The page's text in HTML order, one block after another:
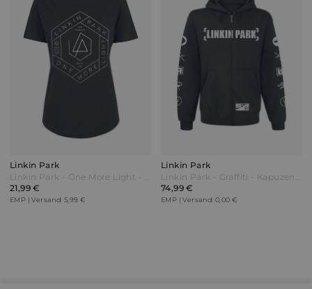
Linkin Park
Linkin Park - One More Light - T-Shirt - schwarz
21,99 €
EMP | Versand: 5,99 €
Linkin Park
Linkin Park - Graffiti - Kapuzenjacke - schwarz - EMP Exklusiv!
74,99 €
EMP | Versand: 0,00 €